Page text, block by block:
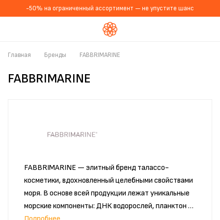
-50% на ограниченный ассортимент — не упустите шанс
Главная Бренды FABBRIMARINE
FABBRIMARINE
FABBRIMARINE — элитный бренд талассо-
косметики, вдохновленный целебными свойствами
моря. В основе всей продукции лежат уникальные
морские компоненты: ДНК водорослей, планктон и